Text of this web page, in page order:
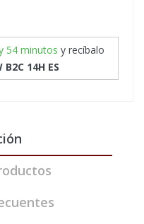
54 minutos y recíbalo
14H ES